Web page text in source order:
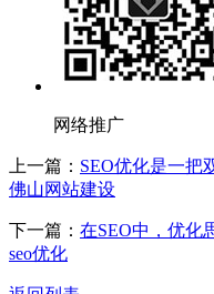
网络推广
上一篇： SEO优化是一把
佛山网站建设
下一篇： 在SEO中，优化
seo优化